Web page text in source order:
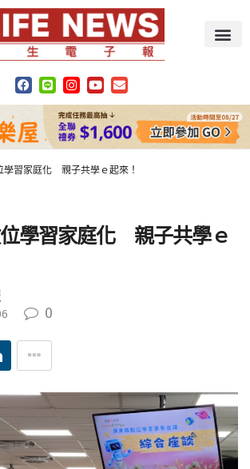
學習家庭化 親子共學ｅ起來！
學習家庭化 親子共學ｅ
0